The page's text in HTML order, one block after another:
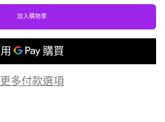
加入購物車
更多付款選項